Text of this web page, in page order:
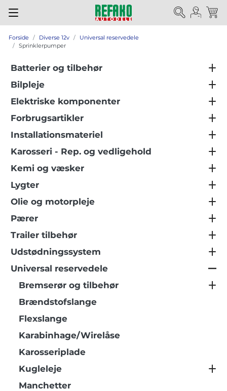
Forside Diverse 12v
Universal reservedele
Sprinklerpumper
Batterier og tilbehør
Bilpleje
Elektriske komponenter
Forbrugsartikler
Installationsmateriel
Karosseri - Rep. og vedligehold
Kemi og væsker
Lygter
Olie og motorpleje
Pærer
Trailer tilbehør
Udstødningssystem
Universal reservedele
Bremserør og tilbehør
Brændstofslange
Flexslange
Karabinhage/Wirelåse
Karosseriplade
Kugleleje
Manchetter